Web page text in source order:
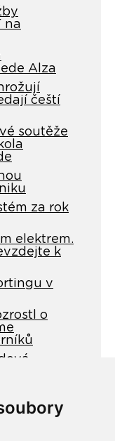
na
Alza
čeští
soutěže
za rok
elektrem.
k
v
o
v
Ekoedu
Vodafonu